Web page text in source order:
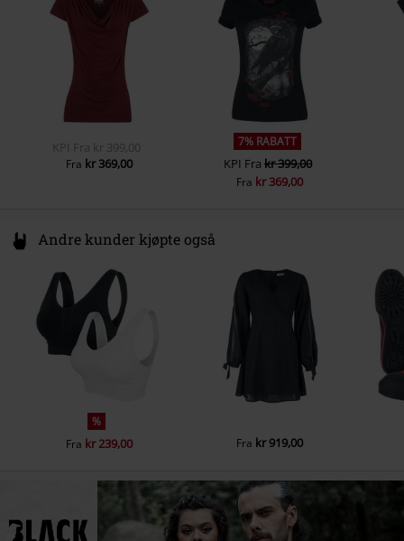
burgunder
Vekt/Grammage - T-skjorter
Basis T-Skjorte (omtrent 160 g/m²)
- Regularweight
www.emp.de
KPI Fra kr 399,00
Fra kr 369,00
7% RABATT
KPI Fra kr 399,00
Fra kr 369,00
Andre kunder kjøpte også
%
Fra kr 239,00 Fra kr 919,00